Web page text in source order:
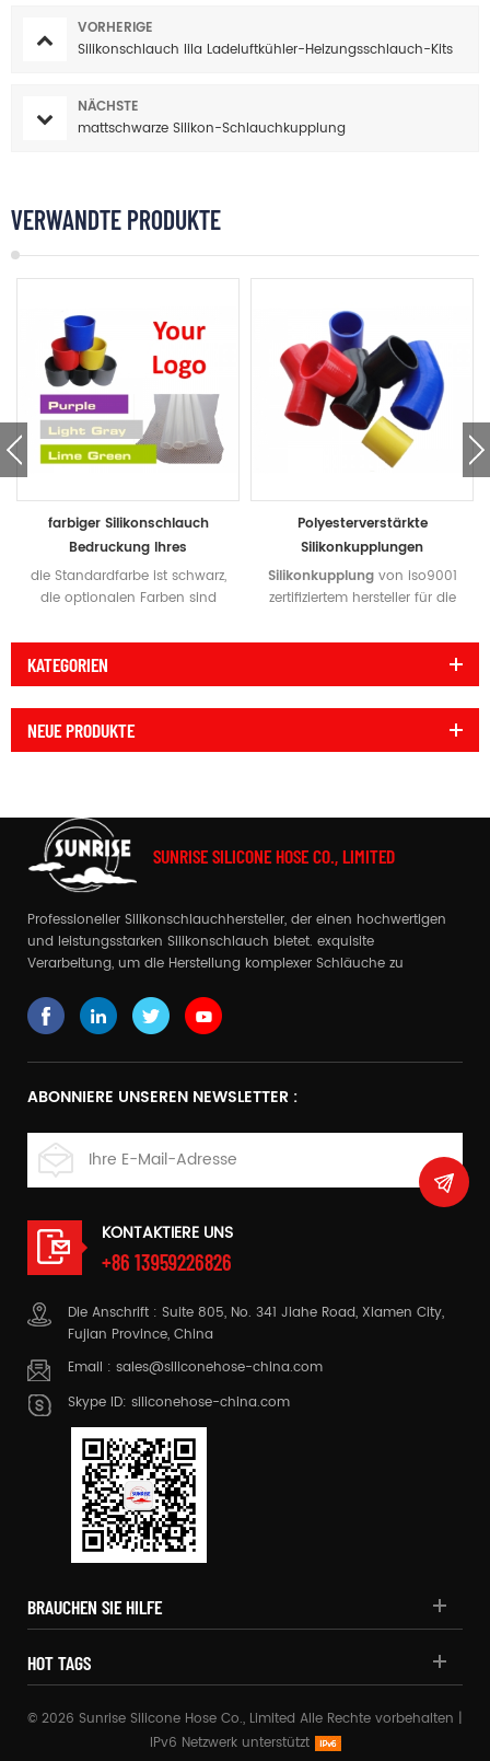
VORHERIGE
Silikonschlauch lila Ladeluftkühler-Heizungsschlauch-Kits
NÄCHSTE
mattschwarze Silikon-Schlauchkupplung
VERWANDTE PRODUKTE
farbiger Silikonschlauch
Bedruckung Ihres
Eigenmarken-Etiketts
die Standardfarbe ist schwarz,
die optionalen Farben sind
usw. Kundenspezifische
Farben werden akzeptiert.
Private Label-Bestellungen
werden akzeptiert und wir
können Ihr Logo auf
Schläuche bringen
Polyesterverstärkte
Silikonkupplungen
Hochtemperatur
Silikonkupplungvon iso9001
zertifiziertem hersteller für die
anforderungen der sae j20 r4
spezifikation. Handgefertigt in
China und qualitätsgeprüft
nach den hohen Standards
KATEGORIEN
NEUE PRODUKTE
SUNRISE SILICONE HOSE CO., LIMITED
Professioneller Silikonschlauchhersteller, der einen hochwertigen
und leistungsstarken Silikonschlauch bietet. exquisite
Verarbeitung, um die Herstellung komplexer Schläuche zu
ABONNIERE UNSEREN NEWSLETTER :
KONTAKTIERE UNS
+86 13959226826
Die Anschrift : Suite 805, No. 341 Jiahe Road, Xiamen City,
Fujian Province, China
Email : sales@siliconehose-china.com
Skype ID: siliconehose-china.com
BRAUCHEN SIE HILFE
HOT TAGS
© 2026 Sunrise Silicone Hose Co., Limited Alle Rechte vorbehalten |
IPv6 Netzwerk unterstützt